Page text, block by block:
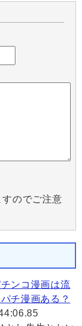
のでご注意
ンコ漫画は流
チ漫画ある？